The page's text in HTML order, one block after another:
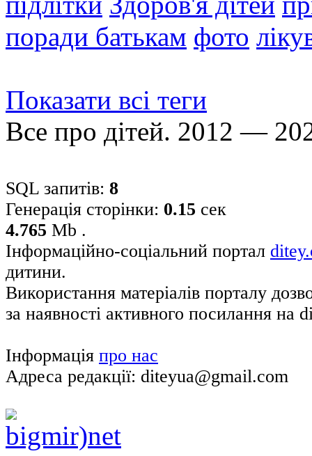
поради батькам фото
Показати всі теги
Все про дітей. 2012 —
SQL запитів: 8
Генерація сторінки: 0.15 сек
4.765 Mb .
Інформаційно-соціальний портал
дитини.
Використання матеріалів порталу
за наявності активного посилання на
Інформація про нас
Адреса редакції: diteyua@gmail.com